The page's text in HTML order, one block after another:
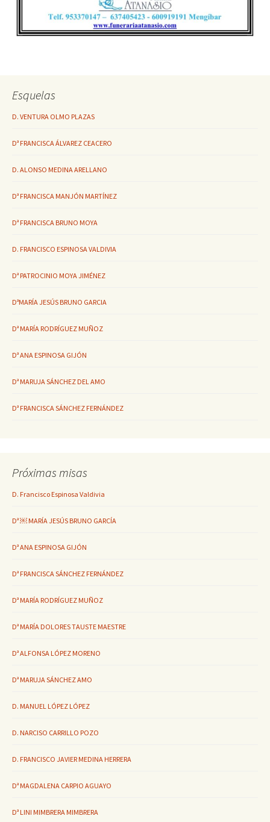
Esquelas
D. VENTURA OLMO PLAZAS
Dª FRANCISCA ÁLVAREZ CEACERO
D. ALONSO MEDINA ARELLANO
Dª FRANCISCA MANJÓN MARTÍNEZ
Dª FRANCISCA BRUNO MOYA
D. FRANCISCO ESPINOSA VALDIVIA
Dª PATROCINIO MOYA JIMÉNEZ
DªMARÍA JESÚS BRUNO GARCIA
Dª MARÍA RODRÍGUEZ MUÑOZ
Dª ANA ESPINOSA GIJÓN
Dª MARUJA SÁNCHEZ DEL AMO
Dª FRANCISCA SÁNCHEZ FERNÁNDEZ
Próximas misas
D. Francisco Espinosa Valdivia
Dª ￼ MARÍA JESÚS BRUNO GARCÍA
Dª ANA ESPINOSA GIJÓN
Dª FRANCISCA SÁNCHEZ FERNÁNDEZ
Dª MARÍA RODRÍGUEZ MUÑOZ
Dª MARÍA DOLORES TAUSTE MAESTRE
Dª ALFONSA LÓPEZ MORENO
Dª MARUJA SÁNCHEZ AMO
D. MANUEL LÓPEZ LÓPEZ
D. NARCISO CARRILLO POZO
D. FRANCISCO JAVIER MEDINA HERRERA
Dª MAGDALENA CARPIO AGUAYO
Dª LINI MIMBRERA MIMBRERA